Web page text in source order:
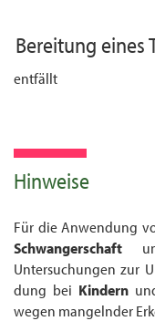
Bereitung eines
entfällt
Hinweise
Für die Anwendung
Schwangerschaft
Untersuchungen zur
dung bei Kindern
wegen mangelnder